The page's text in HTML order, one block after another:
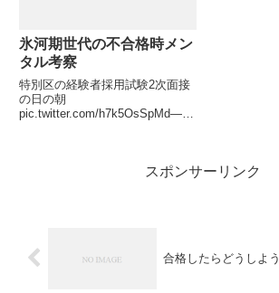
氷河期世代の不合格時メン
タル考察
特別区の経験者採用試験2次面接
の日の朝
pic.twitter.com/h7k5OsSpMd—
かわらず、公務員試験に...スポンサーリンク
合格したらどうしよう